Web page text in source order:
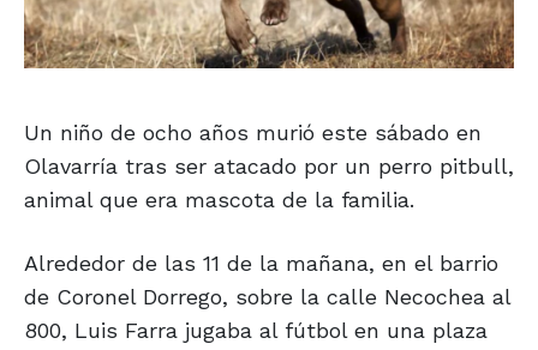
Un niño de ocho años murió este sábado en
Olavarría tras ser atacado por un perro pitbull,
animal que era mascota de la familia.
Alrededor de las 11 de la mañana, en el barrio
de Coronel Dorrego, sobre la calle Necochea al
800, Luis Farra jugaba al fútbol en una plaza